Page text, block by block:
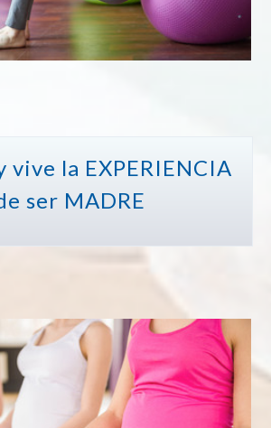
vive la EXPERIENCIA
ser MADRE